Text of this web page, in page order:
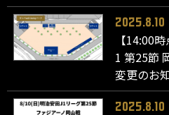
2025.8.10
【14:00
1 第25節
変更のお
2025.8.10